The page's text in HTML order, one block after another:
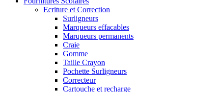
Ecriture et Correction
Surligneurs
Marqueurs effacables
Marqueurs permanents
Craie
Gomme
Taille Crayon
Pochette Surligneurs
Correcteur
Cartouche et recharge